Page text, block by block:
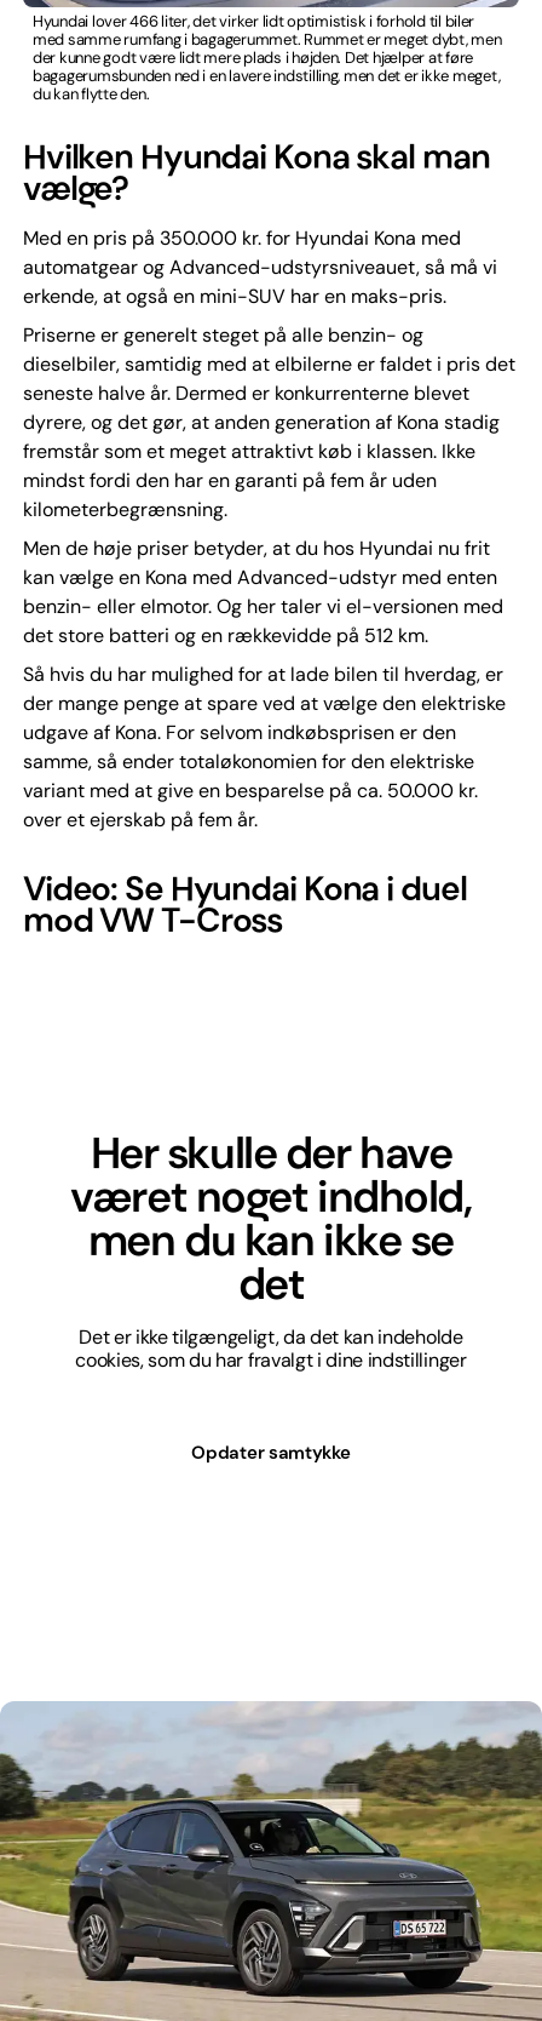
Hyundai lover 466 liter, det virker lidt optimistisk i forhold til biler
med samme rumfang i bagagerummet. Rummet er meget dybt, men
der kunne godt være lidt mere plads i højden. Det hjælper at føre
bagagerumsbunden ned i en lavere indstilling, men det er ikke meget,
du kan flytte den.
Hvilken Hyundai Kona skal man
vælge?
Med en pris på 350.000 kr. for Hyundai Kona med
automatgear og Advanced-udstyrsniveauet, så må vi
erkende, at også en mini-SUV har en maks-pris.
Priserne er generelt steget på alle benzin- og
dieselbiler, samtidig med at elbilerne er faldet i pris det
seneste halve år. Dermed er konkurrenterne blevet
dyrere, og det gør, at anden generation af Kona stadig
fremstår som et meget attraktivt køb i klassen. Ikke
mindst fordi den har en garanti på fem år uden
kilometerbegrænsning.
Men de høje priser betyder, at du hos Hyundai nu frit
kan vælge en Kona med Advanced-udstyr med enten
benzin- eller elmotor. Og her taler vi el-versionen med
det store batteri og en rækkevidde på 512 km.
Så hvis du har mulighed for at lade bilen til hverdag, er
der mange penge at spare ved at vælge den elektriske
udgave af Kona. For selvom indkøbsprisen er den
samme, så ender totaløkonomien for den elektriske
variant med at give en besparelse på ca. 50.000 kr.
over et ejerskab på fem år.
Video: Se Hyundai Kona i duel
mod VW T-Cross
Her skulle der have
været noget indhold,
men du kan ikke se
det
Det er ikke tilgængeligt, da det kan indeholde
cookies, som du har fravalgt i dine indstillinger
Opdater samtykke